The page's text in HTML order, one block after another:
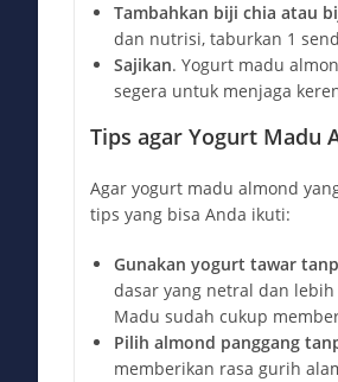
Tambahkan biji chia atau
dan nutrisi, taburkan 1
Sajikan. Yogurt madu
segera untuk menjaga
Tips agar Yogurt Madu
Agar yogurt madu almond
tips yang bisa Anda ikuti:
Gunakan yogurt tawar
dasar yang netral dan
Madu sudah cukup
Pilih almond panggang
memberikan rasa gurih